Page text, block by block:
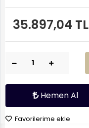
35.897,04 TL
Hemen Al
Favorilerime ekle